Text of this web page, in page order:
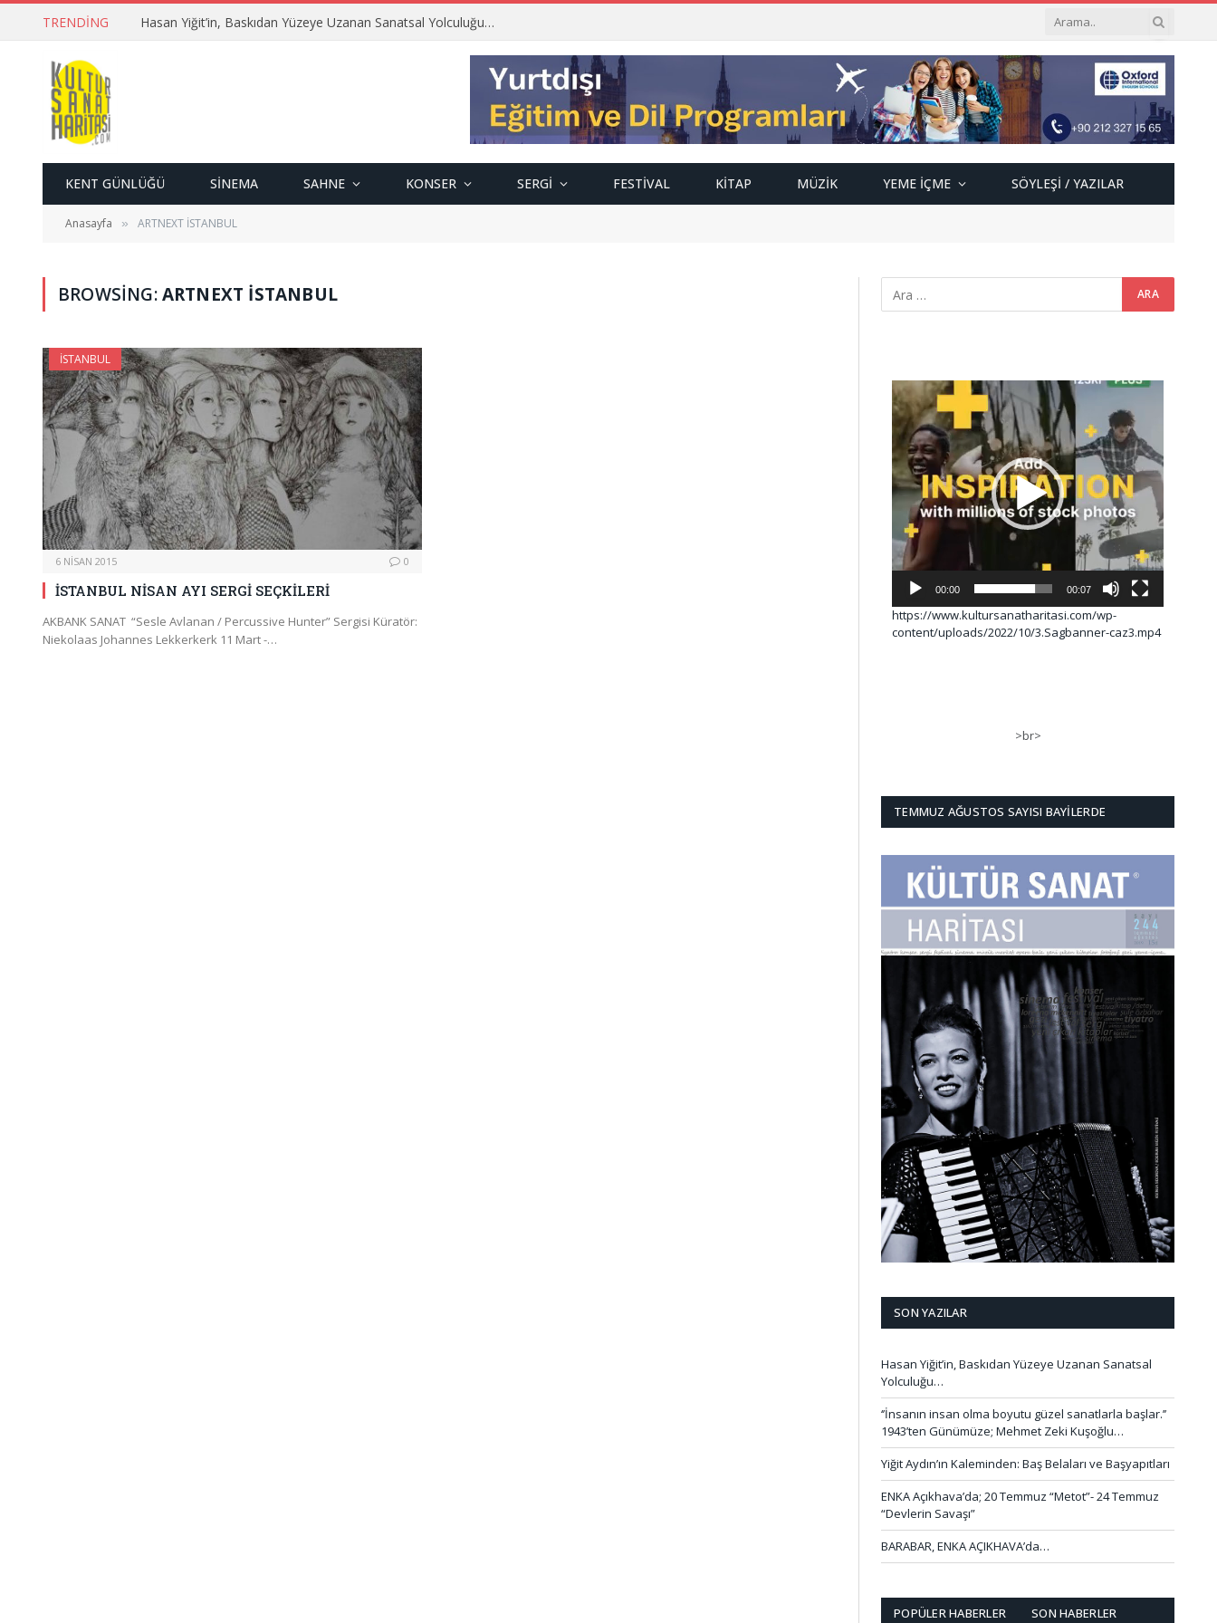
TRENDING Hasan Yiğit’in, Baskıdan Yüzeye Uzanan Sanatsal Yolculuğu…
KENT GÜNLÜĞÜ SINEMA SAHNE KONSER SERGI FESTIVAL KITAP MÜZIK YEME İÇME SÖYLEŞI / YAZILAR
Anasayfa » ARTNEXT İSTANBUL
BROWSING:ARTNEXT İSTANBUL
İSTANBUL
6 NISAN 2015 0
İSTANBUL NİSAN AYI SERGİ SEÇKİLERİ
AKBANK SANAT “Sesle Avlanan / Percussive Hunter” Sergisi Küratör:
Niekolaas Johannes Lekkerkerk 11 Mart -…
Video
oynatıcı
00:00 00:07
https://www.kultursanatharitasi.com/wp-
content/uploads/2022/10/3.Sagbanner-caz3.mp4
>br>
TEMMUZ AĞUSTOS SAYISI BAYILERDE
SON YAZILAR
Hasan Yiğit’in, Baskıdan Yüzeye Uzanan Sanatsal
Yolculuğu…
‘’İnsanın insan olma boyutu güzel sanatlarla başlar.’’
1943’ten Günümüze; Mehmet Zeki Kuşoğlu…
Yiğit Aydın’ın Kaleminden: Baş Belaları ve Başyapıtları
ENKA Açıkhava’da; 20 Temmuz “Metot”- 24 Temmuz
“Devlerin Savaşı”
BARABAR, ENKA AÇIKHAVA’da…
POPÜLER HABERLER SON HABERLER